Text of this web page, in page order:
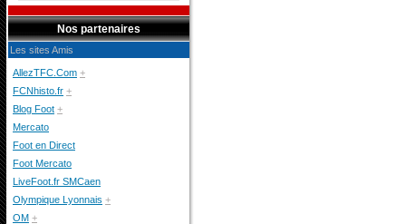
Nos partenaires
Les sites Amis
AllezTFC.Com +
FCNhisto.fr +
Blog Foot +
Mercato
Foot en Direct
Foot Mercato
LiveFoot.fr SMCaen
Olympique Lyonnais +
OM +